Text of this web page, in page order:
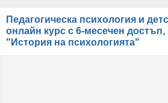
Педагогическа психология и
онлайн курс с 6-месечен
"История на психологията"